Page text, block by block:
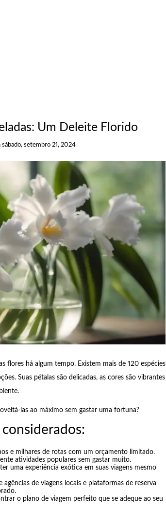
Um Deleite Florido
sábado, setembro 21, 2024
flores há algum tempo. Existem mais de 120 espécies
Suas pétalas são delicadas, as cores são vibrantes
las ao máximo sem gastar uma fortuna?
e milhares de rotas com um orçamento limitado.
atividades populares sem gastar muito.
uma experiência exótica em suas viagens mesmo
de viagens locais e plataformas de reserva
o plano de viagem perfeito que se adeque ao seu